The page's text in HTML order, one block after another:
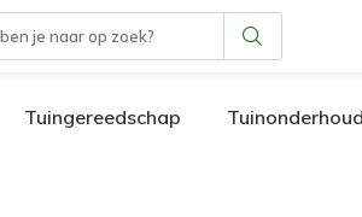
Tuingereedschap Tuinonderhoud